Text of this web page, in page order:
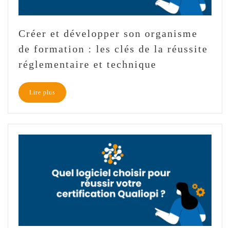
Créer et développer son organisme
de formation : les clés de la réussite
réglementaire et technique
Lire plus